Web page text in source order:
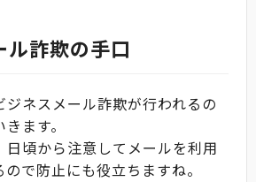
ル詐欺の手口
ジネスメール詐欺が行われるの
ます。
日頃から注意してメールを利用
で防止にも役立ちますね。